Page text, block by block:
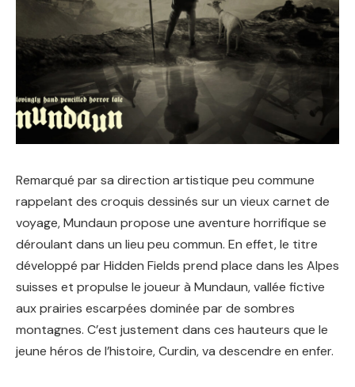
Remarqué par sa direction artistique peu commune
rappelant des croquis dessinés sur un vieux carnet de
voyage, Mundaun propose une aventure horrifique se
déroulant dans un lieu peu commun. En effet, le titre
développé par Hidden Fields prend place dans les Alpes
suisses et propulse le joueur à Mundaun, vallée fictive
aux prairies escarpées dominée par de sombres
montagnes. C’est justement dans ces hauteurs que le
jeune héros de l’histoire, Curdin, va descendre en enfer.